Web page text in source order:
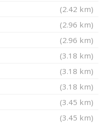
(2.42 km)
(2.96 km)
(2.96 km)
(3.18 km)
(3.18 km)
(3.18 km)
(3.45 km)
(3.45 km)